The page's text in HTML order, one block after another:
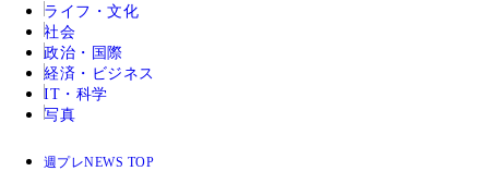
ライフ・文化
社会
政治・国際
経済・ビジネス
IT・科学
写真
週プレNEWS TOP